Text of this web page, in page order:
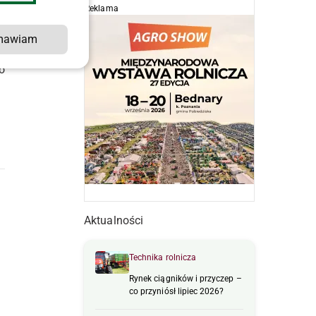
Reklama
Aktualności
Technika rolnicza
Rynek ciągników i przyczep –
co przyniósł lipiec 2026?